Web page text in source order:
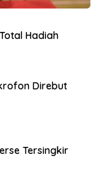
Hadiah
Direbut
Tersingkir